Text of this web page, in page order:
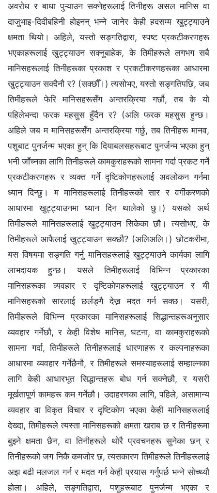
अवरोध र बाधा पुऱ्याउन सक्नेहरूलाई तिनीहरू असल मानिस वा
दाजुभाइ-दिदीबहिनी होइनन् भन्‍ने जानेर केही हदसम्म खुट्ट्याउने
क्षमता थियो। अहिले, यस्तो सङ्गतिद्वारा, स्पष्ट प्रकटीकरणहरू
भएकाहरूलाई खुट्ट्याउन सक्नुबाहेक, के तिमीहरूले लगभग सबै
मानिसहरूलाई तिनीहरूका प्रकाश र प्रकटीकरणहरूका आधारमा
खुट्ट्याउन सक्दैनौ र? (सक्छौँ।) त्यसोभए, यस्तो सङ्गतिपछि, जब
तिमीहरूले फेरि मानिसहरूसँग अन्तरक्रिया गर्छौ, तब के यो
पहिलेभन्दा फरक महसुस हुँदैन र? (अलि फरक महसुस हुन्छ।
अहिले जब म मानिसहरूसँग अन्तरक्रिया गर्छु, तब तिनीहरू मानव,
पशुबाट पुनर्जन्‍म भएका हुन् कि दियाबलसहरूबाट पुनर्जन्म भएका हुन्
भनी जाँच्नका लागि तिनीहरूले कामकुराहरूको सामना गर्दा प्रकट गर्ने
प्रकटीकरणहरू र व्यक्त गर्ने दृष्टिकोणहरूलाई अवलोकन गर्नमा
ध्यान दिन्छु। म मानिसहरूलाई तिनीहरूको सार र वर्गीकरणको
आधारमा खुट्ट्याउनमा ध्यान दिन थालेको छु।) यसको अर्थ
तिमीहरूले मानिसहरूलाई खुट्ट्याउन सिकेका छौ। त्यसोभए, के
तिमीहरूले आफैलाई खुट्ट्याउन सक्छौ? (अलिअलि।) छोटकरीमा,
यस विषयमा सङ्गति गर्नु मानिसहरूलाई खुट्ट्याउने कार्यका लागि
लाभदायक हुन्छ। यसले तिमीहरूलाई विभिन्न प्रकारका
मानिसहरूका व्यवहार र दृष्टिकोणहरूलाई खुट्ट्याउन र यी
मानिसहरूको सारलाई छर्लङ्गै देख्न मदत गर्न सक्छ। यसरी,
तिमीहरूले विभिन्न प्रकारका मानिसहरूलाई सिद्धान्तहरूअनुसार
व्यवहार गर्नेछौ, र केही विशेष मानिस, घटना, वा कामकुराहरूको
सामना गर्दा, तिमीहरूले तिनीहरूलाई धारणाहरू र कल्पनाहरूका
आधारमा व्यवहार गर्नेछैनौ, र तिमीहरूले समस्याहरूलाई सम्हाल्नका
लागि केही आधारभूत सिद्धान्तहरू बोध गर्न सक्नेछौ, र यसरी
मूर्खतापूर्ण कामहरू कम गर्नेछौ। उदाहरणका लागि, पहिले, असामान्य
व्यवहार वा विकृत विचार र दृष्टिकोण भएका केही मानिसहरूलाई
देख्दा, तिमीहरूले त्यस्ता मानिसहरूको क्षमता खराब छ र तिनीहरूमा
बुझ्ने क्षमता छैन, वा तिनीहरूले थोरै प्रवचनहरू सुनेका छन् र
तिनीहरूको जग निकै कमजोर छ, त्यसकारण तिमीहरूले तिनीहरूलाई
अझ बढी मलजल गर्न र मदत गर्न केही प्रयास गर्नुपर्छ भन्‍ने सोच्थ्यौ
होला। अहिले, सङ्गतिद्वारा, पशुहरूबाट पुनर्जन्म भएका र